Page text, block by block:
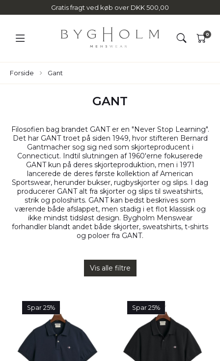
Gratis fragt ved køb over DKK 500,00
0
Forside Gant
GANT
Filosofien bag brandet GANT er en "Never Stop Learning".
Det har GANT troet på siden 1949, hvor stifteren Bernard
Gantmacher sog sig ned som skjorteproducent i
Connecticut. Indtil slutningen af 1960'erne fokuserede
GANT kun på deres skjorteproduktion, men i 1971
lancerede de deres første kollektion af American
Sportswear, herunder bukser, rugbyskjorter og slips. I dag
producerer GANT alt fra skjorter og slips til sweatshirts,
strik og poloshirts. GANT kan bedst beskrives som
værende både afslappet, men stadig i et flot klassisk og
ikke mindst tidsløst design. Bygholm Menswear
forhandler blandt andet både skjorter, sweatshirts, t-shirts
og poloer fra GANT.
Vis alle filtre
Spar 25% Spar 25%